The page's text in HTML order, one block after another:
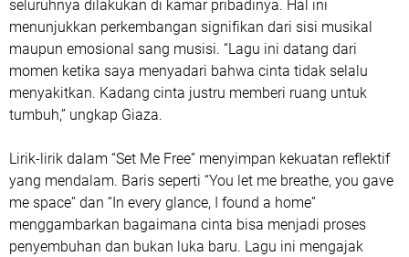
seluruhnya dilakukan di kamar pribadinya. Hal ini
menunjukkan perkembangan signifikan dari sisi musikal
maupun emosional sang musisi. “Lagu ini datang dari
momen ketika saya menyadari bahwa cinta tidak selalu
menyakitkan. Kadang cinta justru memberi ruang untuk
tumbuh,” ungkap Giaza.
Lirik-lirik dalam “Set Me Free” menyimpan kekuatan reflektif
yang mendalam. Baris seperti “You let me breathe, you gave
me space” dan “In every glance, I found a home”
menggambarkan bagaimana cinta bisa menjadi proses
penyembuhan dan bukan luka baru. Lagu ini mengajak